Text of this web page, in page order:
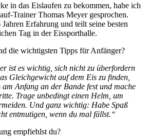
in das Eislaufen zu bekommen, habe ich
Trainer Thomas Meyer gesprochen.
Erfahrung und teilt seine besten
Tag in der Eissporthalle.
die wichtigsten Tipps für Anfänger?
ist es wichtig, sich nicht zu überfordern
Gleichgewicht auf dem Eis zu finden,
Anfang an der Bande fest und mache
Trage unbedingt einen Helm, um
Und ganz wichtig: Habe Spaß
entmutigen, wenn du mal fällst.“
empfiehlst du?